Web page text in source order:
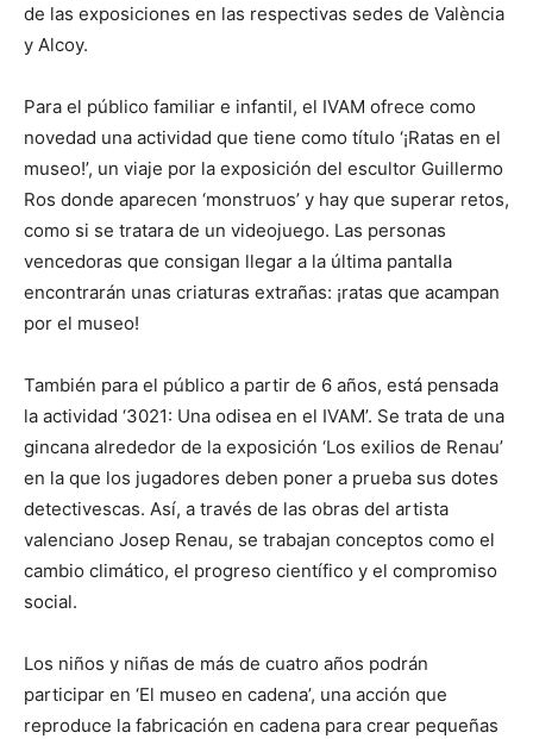
de las exposiciones en las respectivas sedes de València
y Alcoy.
Para el público familiar e infantil, el IVAM ofrece como
novedad una actividad que tiene como título ‘¡Ratas en el
museo!’, un viaje por la exposición del escultor Guillermo
Ros donde aparecen ‘monstruos’ y hay que superar retos,
como si se tratara de un videojuego. Las personas
vencedoras que consigan llegar a la última pantalla
encontrarán unas criaturas extrañas: ¡ratas que acampan
por el museo!
También para el público a partir de 6 años, está pensada
la actividad ‘3021: Una odisea en el IVAM’. Se trata de una
gincana alrededor de la exposición ‘Los exilios de Renau’
en la que los jugadores deben poner a prueba sus dotes
detectivescas. Así, a través de las obras del artista
valenciano Josep Renau, se trabajan conceptos como el
cambio climático, el progreso científico y el compromiso
social.
Los niños y niñas de más de cuatro años podrán
participar en ‘El museo en cadena’, una acción que
reproduce la fabricación en cadena para crear pequeñas